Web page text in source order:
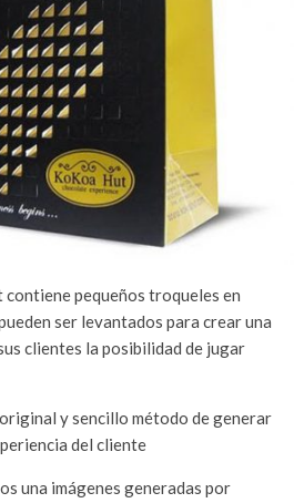
contiene pequeños troqueles en
ser levantados para crear una
clientes la posibilidad de jugar
y sencillo método de generar
del cliente
una imágenes generadas por